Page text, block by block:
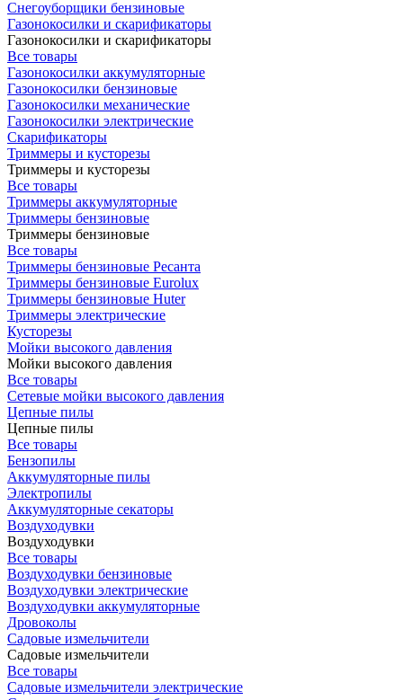
Снегоуборщики бензиновые
Газонокосилки и скарификаторы
Газонокосилки и скарификаторы
Все товары
Газонокосилки аккумуляторные
Газонокосилки бензиновые
Газонокосилки механические
Газонокосилки электрические
Скарификаторы
Триммеры и кусторезы
Триммеры и кусторезы
Все товары
Триммеры аккумуляторные
Триммеры бензиновые
Триммеры бензиновые
Все товары
Триммеры бензиновые Ресанта
Триммеры бензиновые Eurolux
Триммеры бензиновые Huter
Триммеры электрические
Кусторезы
Мойки высокого давления
Мойки высокого давления
Все товары
Сетевые мойки высокого давления
Цепные пилы
Цепные пилы
Все товары
Бензопилы
Аккумуляторные пилы
Электропилы
Аккумуляторные секаторы
Воздуходувки
Воздуходувки
Все товары
Воздуходувки бензиновые
Воздуходувки электрические
Воздуходувки аккумуляторные
Дровоколы
Садовые измельчители
Садовые измельчители
Все товары
Садовые измельчители электрические